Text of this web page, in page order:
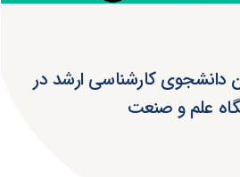
دانشجوی کارشناسی ارشد در
علم ‌و ‌صنعت